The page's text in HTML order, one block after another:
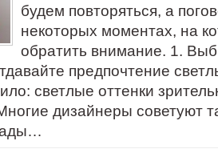
будем повторяться, а
некоторых моментах, на
обратить внимание. 1.
предпочтение
светлые оттенки
дизайнеры советуют